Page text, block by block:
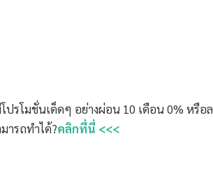
รโมชั่นเด็ดๆ อย่างผ่อน 10 เดือน 0% หรือ
ารถทำได้?คลิกที่นี่ <<<